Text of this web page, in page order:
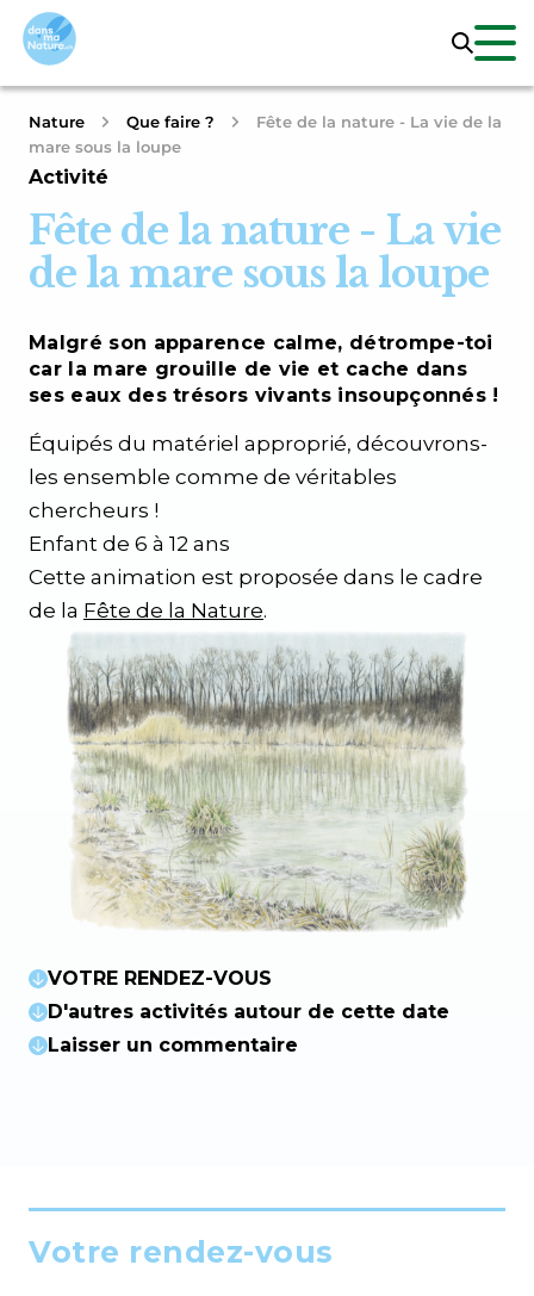
Nature Que faire ?
Fête de la nature - La vie de la
mare sous la loupe
Activité
Fête de la nature - La vie
de la mare sous la loupe
Malgré son apparence calme, détrompe-toi
car la mare grouille de vie et cache dans
ses eaux des trésors vivants insoupçonnés !
Équipés du matériel approprié, découvrons-
les ensemble comme de véritables
chercheurs !
Enfant de 6 à 12 ans
Cette animation est proposée dans le cadre
de la Fête de la Nature.
VOTRE RENDEZ-VOUS
D'autres activités autour de cette date
Laisser un commentaire
Votre rendez-vous